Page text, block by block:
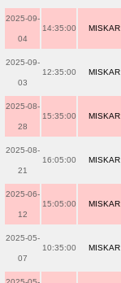
2025-09-
04
14:35:00 MISKAR
2025-09-
03
12:35:00 MISKAR
2025-08-
28
15:35:00 MISKAR
2025-08-
21
16:05:00 MISKAR
2025-06-
12
15:05:00 MISKAR
2025-05-
07
10:35:00 MISKAR